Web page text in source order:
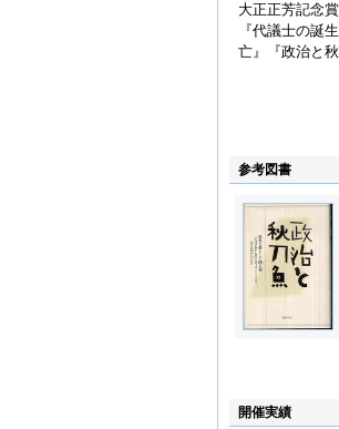
大正正芳記念
『代議士の誕
亡』『政治と秋
参考図書
開催実績